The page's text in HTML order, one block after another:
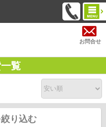
お問合せ
覧
り込む